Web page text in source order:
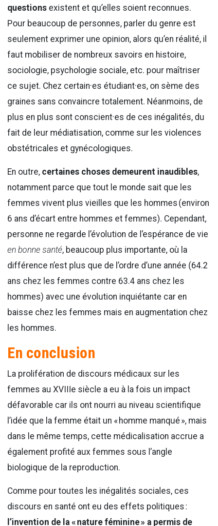
questions existent et qu’elles soient reconnues.
Pour beaucoup de personnes, parler du genre est
seulement exprimer une opinion, alors qu’en réalité, il
faut mobiliser de nombreux savoirs en histoire,
sociologie, psychologie sociale, etc. pour maîtriser
ce sujet. Chez certain·es étudiant·es, on sème des
graines sans convaincre totalement. Néanmoins, de
plus en plus sont conscient·es de ces inégalités, du
fait de leur médiatisation, comme sur les violences
obstétricales et gynécologiques.
En outre, certaines choses demeurent inaudibles,
notamment parce que tout le monde sait que les
femmes vivent plus vieilles que les hommes (environ
6 ans d’écart entre hommes et femmes). Cependant,
personne ne regarde l’évolution de l’espérance de vie
en bonne santé, beaucoup plus importante, où la
différence n’est plus que de l’ordre d’une année (64.2
ans chez les femmes contre 63.4 ans chez les
hommes) avec une évolution inquiétante car en
baisse chez les femmes mais en augmentation chez
les hommes.
En conclusion
La prolifération de discours médicaux sur les
femmes au XVIIIe siècle a eu à la fois un impact
défavorable car ils ont nourri au niveau scientifique
l’idée que la femme était un « homme manqué », mais
dans le même temps, cette médicalisation accrue a
également profité aux femmes sous l’angle
biologique de la reproduction.
Comme pour toutes les inégalités sociales, ces
discours en santé ont eu des effets politiques :
l’invention de la « nature féminine » a permis de